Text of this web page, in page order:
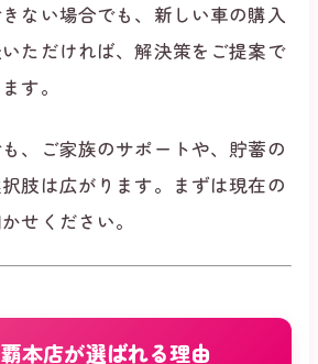
ない場合でも、新しい車の購入
ただければ、解決策をご提案で
す。
、ご家族のサポートや、貯蓄の
肢は広がります。まずは現在の
せください。
本店が選ばれる理由